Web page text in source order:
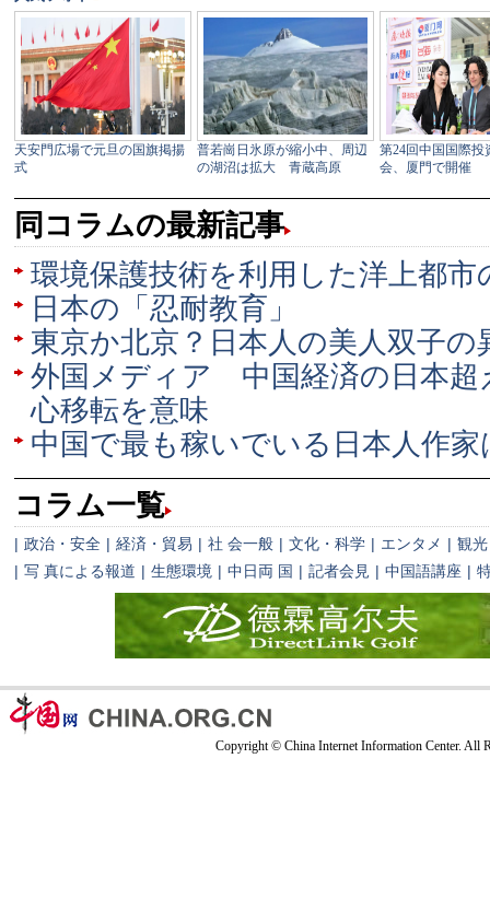
同コラムの最新記事
環境保護技術を利用した洋上都市
日本の「忍耐教育」
東京か北京？日本人の美人双子の
外国メディア 中国経済の日本超
心移転を意味
中国で最も稼いでいる日本人作家
コラム一覧
| 政治・安全 | 経済・貿易 | 社 会一般 | 文化・科学 | エンタメ | 観光
| 写 真による報道 | 生態環境 | 中日両 国 | 記者会見 | 中国語講座 |